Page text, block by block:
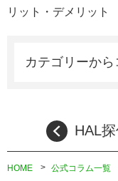
リット・デメリット
カテゴリーか
HAL
HOME 公式コラム一覧